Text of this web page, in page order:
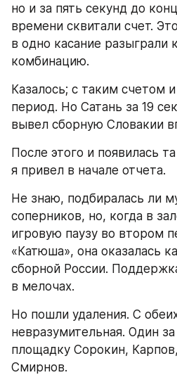
но и за пять секунд до
времени сквитали счет.
в одно касание разыграли
комбинацию.
Казалось; с таким счетом
период. Но Сатань за 19
вывел сборную Словакии
После этого и появилась
я привел в начале отчета.
Не знаю, подбиралась ли
соперников, но, когда в
игровую паузу во втором
«Катюша», она оказалась
сборной России.
в мелочах.
Но пошли удаления. С
невразумительная. Один
площадку Сорокин,
Смирнов.